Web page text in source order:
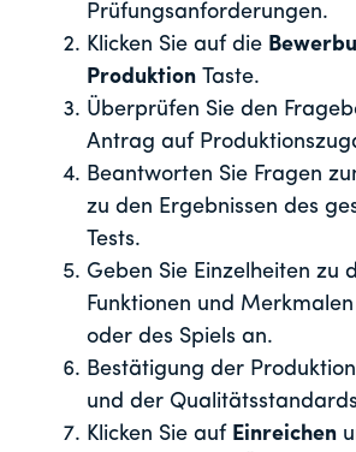
Prüfungsanforderungen.
Klicken Sie auf die
Produktion Taste.
Überprüfen Sie den
Antrag auf
Beantworten Sie Fragen
zu den Ergebnissen des
Tests.
Geben Sie Einzelheiten zu
Funktionen und
oder des Spiels an.
Bestätigung der
und der
Klicken Sie auf Einreichen